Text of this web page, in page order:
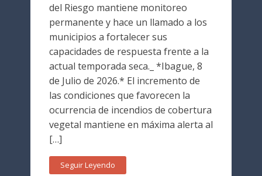
del Riesgo mantiene monitoreo
permanente y hace un llamado a los
municipios a fortalecer sus
capacidades de respuesta frente a la
actual temporada seca._ *Ibague, 8
de Julio de 2026.* El incremento de
las condiciones que favorecen la
ocurrencia de incendios de cobertura
vegetal mantiene en máxima alerta al
[…]
Seguir Leyendo